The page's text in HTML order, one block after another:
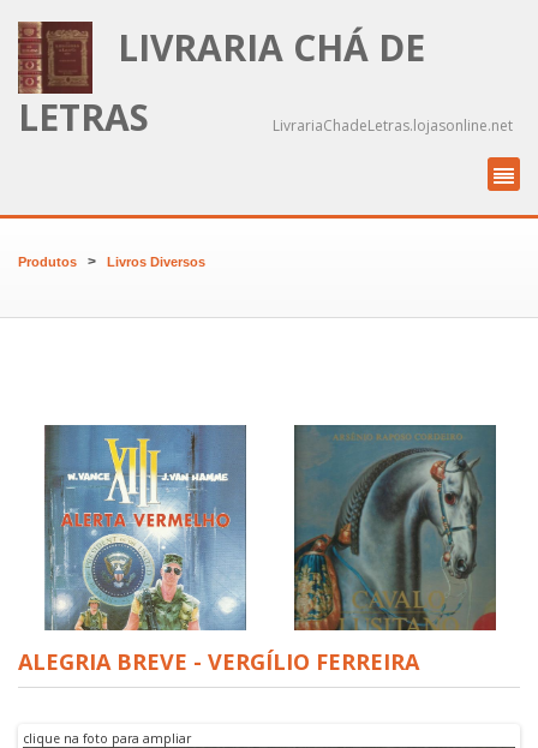
LIVRARIA CHÁ DE
LETRAS
LivrariaChadeLetras.lojasonline.net
Produtos > Livros Diversos
CAVALO LUSITANO O
ALEGRIA BREVE - VERGÍLIO FERREIRA
clique na foto para ampliar